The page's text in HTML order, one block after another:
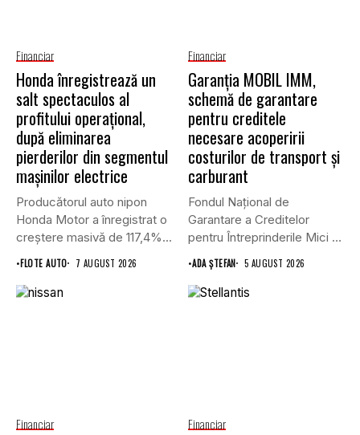
Financiar
Honda înregistrează un
salt spectaculos al
profitului operațional,
după eliminarea
pierderilor din segmentul
mașinilor electrice
Producătorul auto nipon
Honda Motor a înregistrat o
creștere masivă de 117,4%...
•FLOTE AUTO 7 AUGUST 2026
Financiar
Garanţia MOBIL IMM,
schemă de garantare
pentru creditele
necesare acoperirii
costurilor de transport şi
carburant
Fondul Național de
Garantare a Creditelor
pentru Întreprinderile Mici și
Mijlocii (FNGCIMM)...
•ADA ȘTEFAN 5 AUGUST 2026
Financiar Financiar